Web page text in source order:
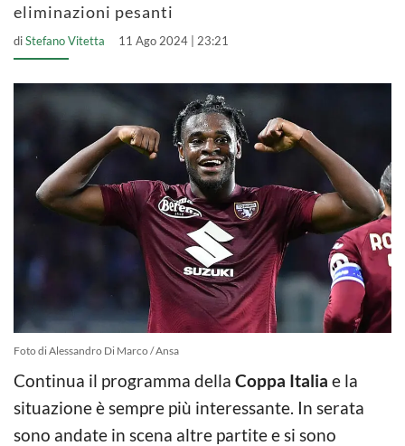
eliminazioni pesanti
diStefano Vitetta 11 Ago 2024 | 23:21
Foto di Alessandro Di Marco / Ansa
Continua il programma della Coppa Italia e la
situazione è sempre più interessante. In serata
sono andate in scena altre partite e si sono